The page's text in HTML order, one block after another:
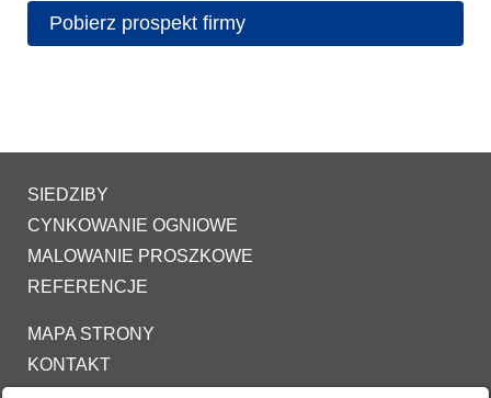
Pobierz prospekt firmy
SIEDZIBY
CYNKOWANIE OGNIOWE
MALOWANIE PROSZKOWE
REFERENCJE
MAPA STRONY
KONTAKT